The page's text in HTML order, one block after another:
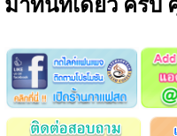
มาที่นี่ที่เดียว ครบ